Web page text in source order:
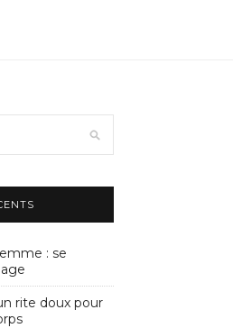
: se
rite doux pour